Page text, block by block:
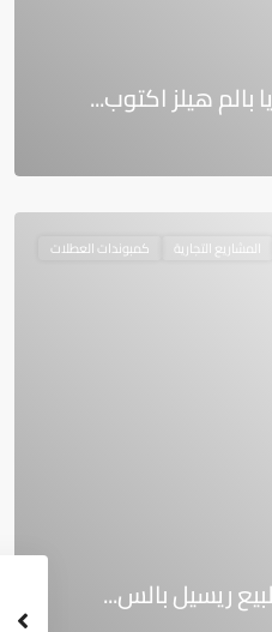
بالم هيلز اكتوب...
المشاريع التجارية كمبوندات العطلات